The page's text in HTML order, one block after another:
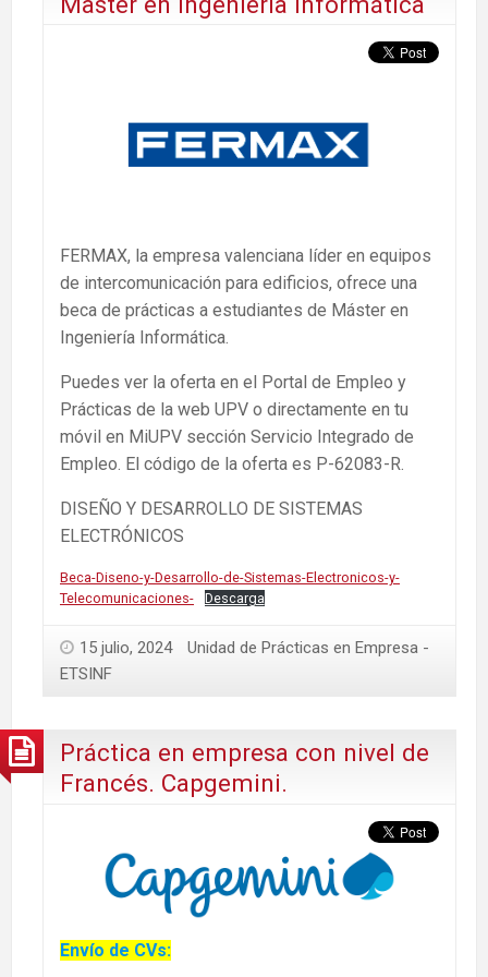
FERMAX, la empresa valenciana líder en equipos
de intercomunicación para edificios, ofrece una
beca de prácticas a estudiantes de Máster en
Ingeniería Informática.
Puedes ver la oferta en el Portal de Empleo y
Prácticas de la web UPV o directamente en tu
móvil en MiUPV sección Servicio Integrado de
Empleo. El código de la oferta es P-62083-R.
DISEÑO Y DESARROLLO DE SISTEMAS
ELECTRÓNICOS
Beca-Diseno-y-Desarrollo-de-Sistemas-Electronicos-y-
Telecomunicaciones-
Descarga
15 julio, 2024
Unidad de Prácticas en Empresa -
ETSINF
Práctica en empresa con nivel de
Francés. Capgemini.
Envío de CVs: